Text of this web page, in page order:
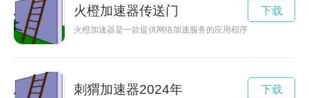
火橙加速器传送门
火橙加速器是一款提供网络加速服务的应用程序，让用户能够
下载
刺猬加速器2024年 下载